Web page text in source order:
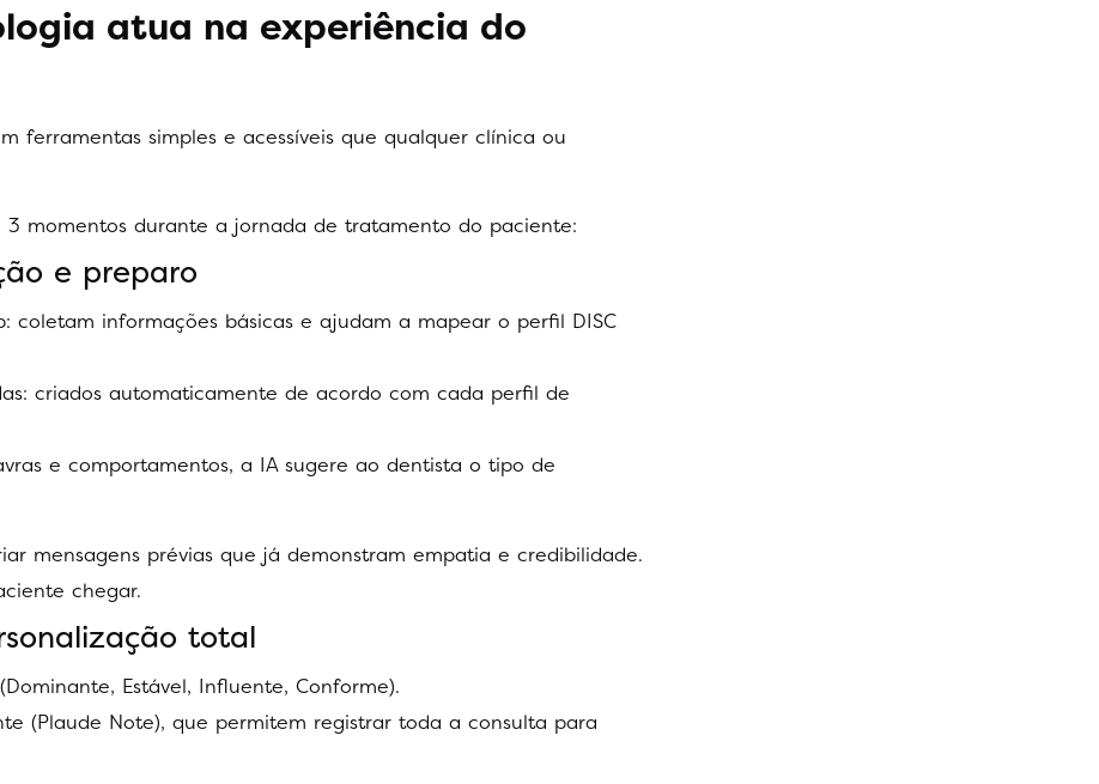
atua na experiência do
ferramentas simples e acessíveis que qualquer clínica ou
momentos durante a jornada de tratamento do paciente:
e preparo
coletam informações básicas e ajudam a mapear o perfil DISC
criados automaticamente de acordo com cada perfil de
e comportamentos, a IA sugere ao dentista o tipo de
mensagens prévias que já demonstram empatia e credibilidade.
chegar.
total
Estável, Influente, Conforme).
(Plaude Note), que permitem registrar toda a consulta para